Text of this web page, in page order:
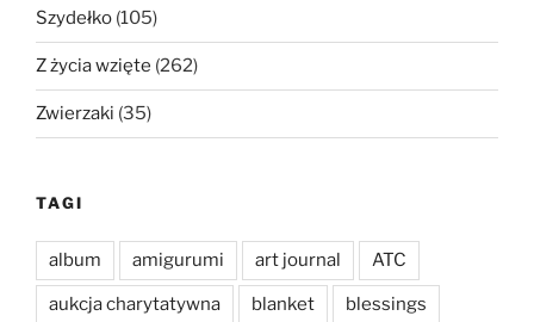
Szydełko (105)
Z życia wzięte (262)
Zwierzaki (35)
TAGI
album amigurumi art journal ATC
aukcja charytatywna blanket blessings